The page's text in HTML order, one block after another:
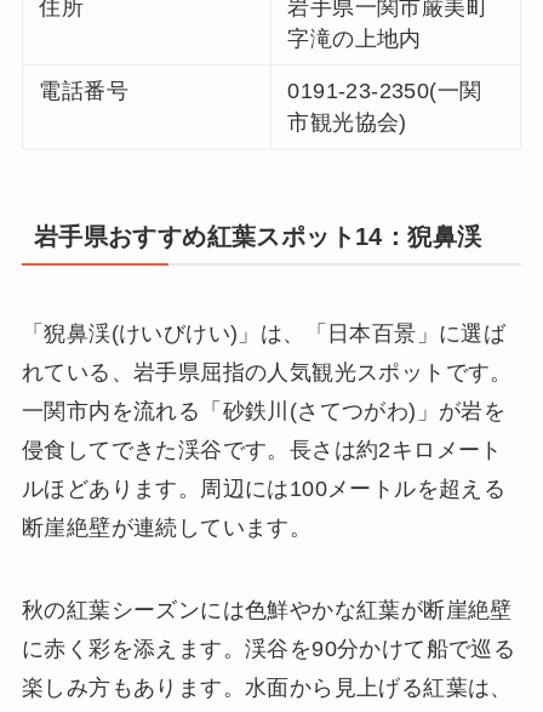
住所
岩手県一関市厳美町
字滝の上地内
電話番号
0191-23-2350(一関
市観光協会)
岩手県おすすめ紅葉スポット14：猊鼻渓
「猊鼻渓(けいびけい)」は、「日本百景」に選ば
れている、岩手県屈指の人気観光スポットです。
一関市内を流れる「砂鉄川(さてつがわ)」が岩を
侵食してできた渓谷です。長さは約2キロメート
ルほどあります。周辺には100メートルを超える
断崖絶壁が連続しています。
秋の紅葉シーズンには色鮮やかな紅葉が断崖絶壁
に赤く彩を添えます。渓谷を90分かけて船で巡る
楽しみ方もあります。水面から見上げる紅葉は、